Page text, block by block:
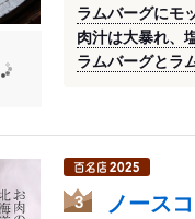
ラムバーグにモ
肉汁は大暴れ、
ラムバーグとラ
3 ノース